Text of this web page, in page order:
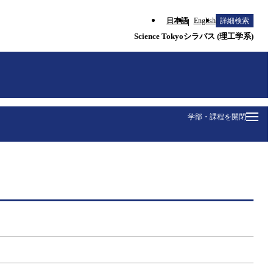
日本語 English 詳細検索
Science Tokyoシラバス (理工学系)
学部・課程を開閉